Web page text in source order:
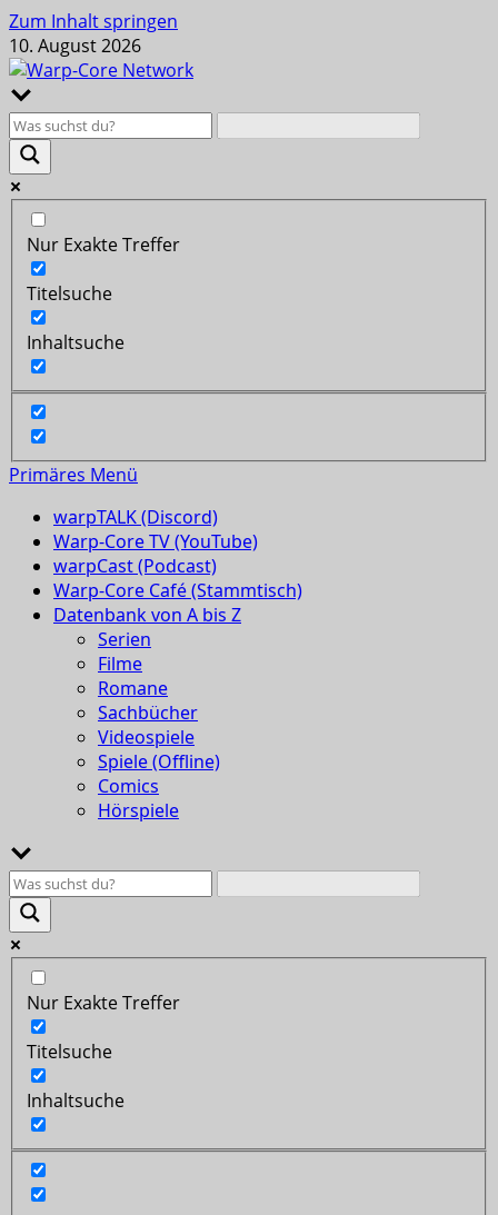
Zum Inhalt springen
10. August 2026
Nur Exakte Treffer
Titelsuche
Inhaltsuche
Primäres Menü
warpTALK (Discord)
Warp-Core TV (YouTube)
warpCast (Podcast)
Warp-Core Café (Stammtisch)
Datenbank von A bis Z
Serien
Filme
Romane
Sachbücher
Videospiele
Spiele (Offline)
Comics
Hörspiele
Nur Exakte Treffer
Titelsuche
Inhaltsuche